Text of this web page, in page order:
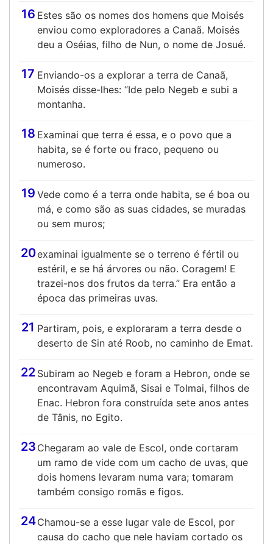
16 Estes são os nomes dos homens que Moisés
enviou como exploradores a Canaã. Moisés
deu a Oséias, filho de Nun, o nome de Josué.
17 Enviando-os a explorar a terra de Canaã,
Moisés disse-lhes: “Ide pelo Negeb e subi a
montanha.
18 Examinai que terra é essa, e o povo que a
habita, se é forte ou fraco, pequeno ou
numeroso.
19 Vede como é a terra onde habita, se é boa ou
má, e como são as suas cidades, se muradas
ou sem muros;
20examinai igualmente se o terreno é fértil ou
estéril, e se há árvores ou não. Coragem! E
trazei-nos dos frutos da terra.” Era então a
época das primeiras uvas.
21 Partiram, pois, e exploraram a terra desde o
deserto de Sin até Roob, no caminho de Emat.
22 Subiram ao Negeb e foram a Hebron, onde se
encontravam Aquimã, Sisai e Tolmai, filhos de
Enac. Hebron fora construída sete anos antes
de Tânis, no Egito.
23 Chegaram ao vale de Escol, onde cortaram
um ramo de vide com um cacho de uvas, que
dois homens levaram numa vara; tomaram
também consigo romãs e figos.
24Chamou-se a esse lugar vale de Escol, por
causa do cacho que nele haviam cortado os